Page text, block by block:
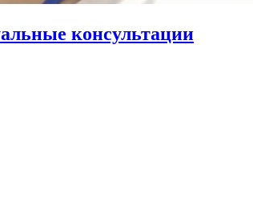
консультации